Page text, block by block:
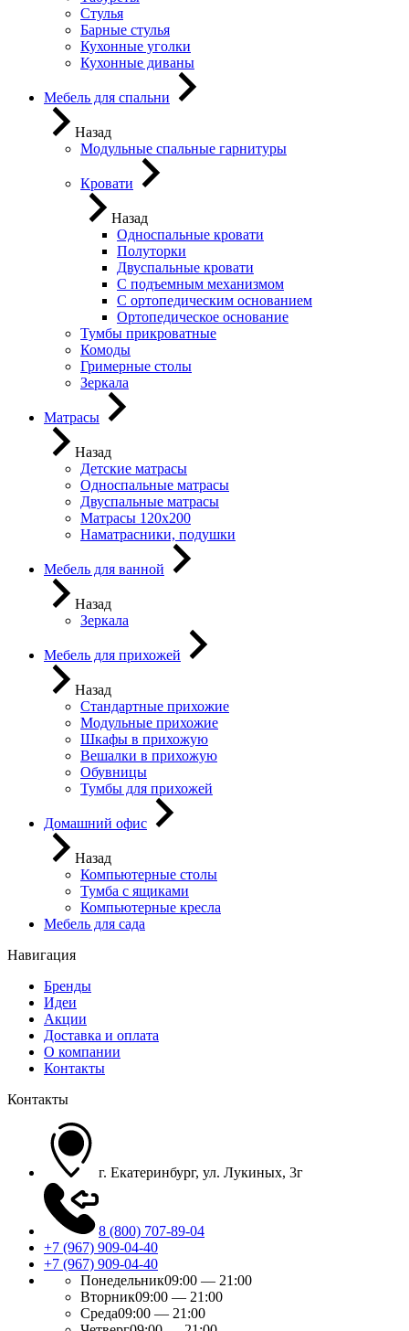
Стулья
Барные стулья
Кухонные уголки
Кухонные диваны
Мебель для спальни
Назад
Модульные спальные гарнитуры
Кровати
Назад
Односпальные кровати
Полуторки
Двуспальные кровати
С подъемным механизмом
С ортопедическим основанием
Ортопедическое основание
Тумбы прикроватные
Комоды
Гримерные столы
Зеркала
Матрасы
Назад
Детские матрасы
Односпальные матрасы
Двуспальные матрасы
Матрасы 120х200
Наматрасники, подушки
Мебель для ванной
Назад
Зеркала
Мебель для прихожей
Назад
Стандартные прихожие
Модульные прихожие
Шкафы в прихожую
Вешалки в прихожую
Обувницы
Тумбы для прихожей
Домашний офис
Назад
Компьютерные столы
Тумба с ящиками
Компьютерные кресла
Мебель для сада
Навигация
Бренды
Идеи
Акции
Доставка и оплата
О компании
Контакты
Контакты
г. Екатеринбург, ул. Лукиных, 3г
8 (800) 707-89-04
+7 (967) 909-04-40
+7 (967) 909-04-40
Понедельник09:00 — 21:00
Вторник09:00 — 21:00
Среда09:00 — 21:00